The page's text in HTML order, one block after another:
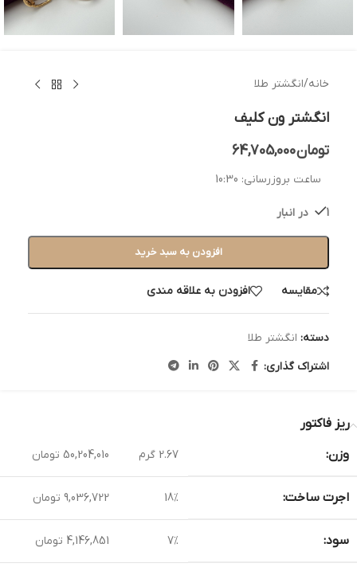
خانه/انگشتر طلا
انگشتر ون کلیف
تومان
ساعت بروزرسانی: 10:30
1 در انبار
افزودن به سبد خرید
مقایسه افزودن به علاقه مندی
دسته: انگشتر طلا
اشتراک گذاری:
ریز فاکتور
وزن:
2.67 گرم 50,204,010 تومان
اجرت ساخت: 18% 9,036,722 تومان
سود: 7% 4,146,851 تومان